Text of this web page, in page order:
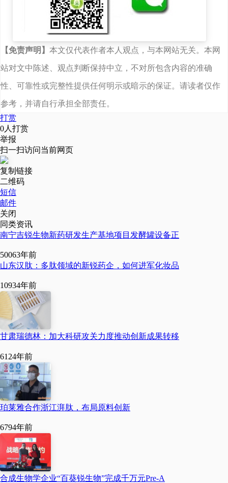
基料和医药原料药，在延
空气易氧化变质，需要小
【免责声明】 本文仅代表作者本人观点，与本网站无关。本网
站对文中陈述、观点判断保持中立，不对所包含内容的准确
性、可靠性或完整性提供任何明示或暗示的保证。请读者仅作
参考，并请自行承担全部责任。
打赏
0人打赏
举报
扫一扫访问当前网页
复制链接
二维码
短信
邮件
关闭
同类资讯
南宁吉锐生物新药研发生产基地项目发酵罐设备正
50063年前
山东汉肽：多肽领域的新锐药企，如何进军化妆品
10934年前
甘肃瑞德林：加大科研攻关力度推动创新成果转移
6124年前
珀莱雅合作浙江湃肽，布局原料创新
6794年前
合成生物学企业“百葵锐生物”完成千万元Pre-A